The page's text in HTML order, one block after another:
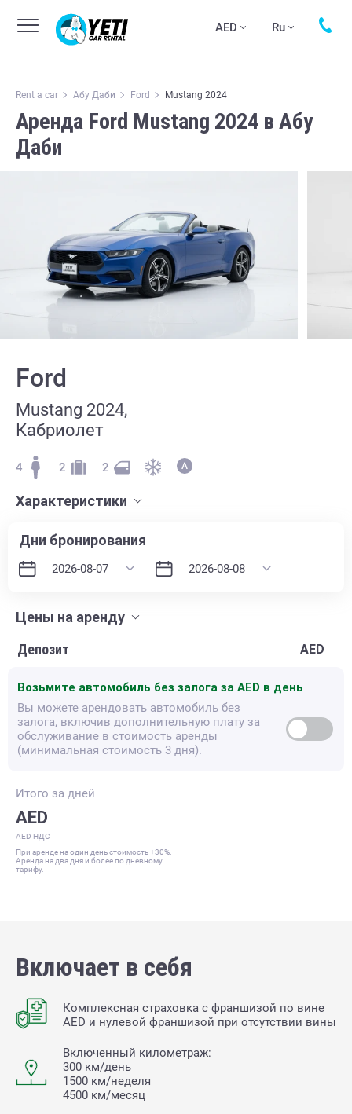
AED Ru
Rent a car Абу Даби Ford Mustang 2024
Аренда Ford Mustang 2024 в Абу
Даби
Ford
Mustang 2024,
Кабриолет
4 2 2
Характеристики
Дни бронирования
Цены на аренду
Депозит
AED
Возьмите автомобиль без залога за AED в день
Вы можете арендовать автомобиль без
залога, включив дополнительную плату за
обслуживание в стоимость аренды
(минимальная стоимость 3 дня).
Итого за дней
AED
AED НДС
При аренде на один день стоимость +30%.
Аренда на два дня и более по дневному
тарифу.
Включает в себя
Комплексная страховка с франшизой по вине
AED и нулевой франшизой при отсутствии вины
Включенный километраж:
300 км/день
1500 км/неделя
4500 км/месяц